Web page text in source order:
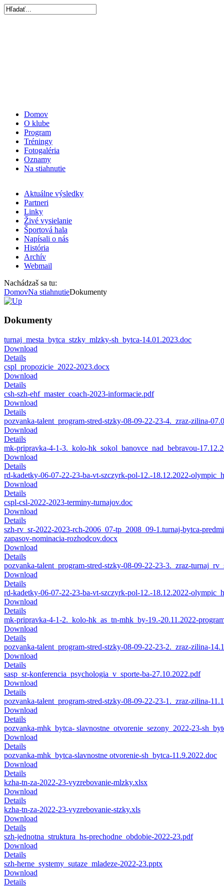
Domov
O klube
Program
Tréningy
Fotogaléria
Oznamy
Na stiahnutie
Aktuálne výsledky
Partneri
Linky
Živé vysielanie
Športová hala
Napísali o nás
História
Archív
Webmail
Nachádzaš sa tu:
DomovNa stiahnutieDokumenty
Dokumenty
turnaj_mesta_bytca_stzky_mlzky-sh_bytca-14.01.2023.doc
Download
Details
cspl_propozicie_2022-2023.docx
Download
Details
csh-szh-ehf_master_coach-2023-informacie.pdf
Download
Details
pozvanka-talent_program-stred-stzky-08-09-22-23-4._zraz-zilina-
Download
Details
mk-pripravka-4-1-3._kolo-hk_sokol_banovce_nad_bebravou-
Download
Details
rd-kadetky-06-07-22-23-ba-vt-szczyrk-pol-12.-18.12.2022-
Download
Details
cspl-csl-2022-2023-terminy-turnajov.doc
Download
Details
szh-rv_sr-2022-2023-rch-2006_07-tp_2008_09-1.turnaj-bytca-
zapasov-nominacia-rozhodcov.docx
Download
Details
pozvanka-talent_program-stred-stzky-08-09-22-23-3._zraz-
Download
Details
rd-kadetky-06-07-22-23-ba-vt-szczyrk-pol-12.-18.12.2022-
Download
Details
mk-pripravka-4-1-2._kolo-hk_as_tn-mhk_by-19.-20.11.2022-
Download
Details
pozvanka-talent_program-stred-stzky-08-09-22-23-2._zraz-zilina-
Download
Details
sasp_sr-konferencia_psychologia_v_sporte-ba-27.10.2022.pdf
Download
Details
pozvanka-talent_program-stred-stzky-08-09-22-23-1._zraz-zilina-
Download
Details
pozvanka-mhk_bytca- slavnostne_otvorenie_sezony_2022-23-
Download
Details
pozvanka-mhk_bytca-slavnostne otvorenie-sh_bytca-11.9.2022.doc
Download
Details
kzha-tn-za-2022-23-vyzrebovanie-mlzky.xlsx
Download
Details
kzha-tn-za-2022-23-vyzrebovanie-stzky.xls
Download
Details
szh-jednotna_struktura_hs-prechodne_obdobie-2022-23.pdf
Download
Details
szh-herne_systemy_sutaze_mladeze-2022-23.pptx
Download
Details